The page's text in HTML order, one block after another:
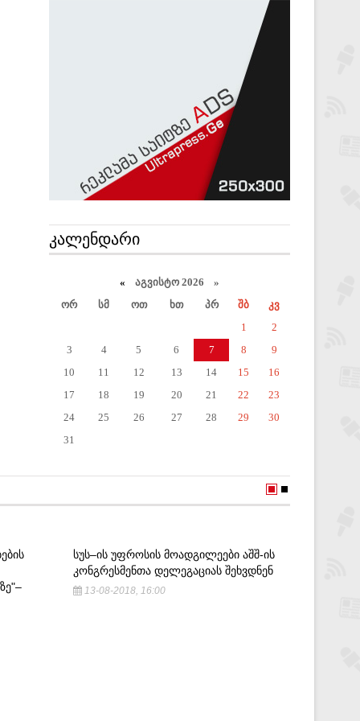
ᲙᲐᲚᲔᲜᲓᲐᲠᲘ
« აგვისტო 2026 »
ორ
სმ ოთ ხთ პრ შბ
კვ
1
2
3
4 5 6 7 8
9
10
11 12 13 14 15
16
17
18 19 20 21 22
23
24
25 26 27 28 29
30
31
ᲡᲣᲡ–ᲘᲡ ᲣᲤᲠᲝᲡᲘᲡ ᲛᲝᲐᲓᲒᲘᲚᲔᲔᲑᲘ ᲐᲨᲨ-ᲘᲡ
ᲙᲝᲜᲒᲠᲔᲡᲛᲔᲜᲗᲐ ᲓᲔᲚᲔᲒᲐᲪᲘᲐᲡ ᲨᲔᲮᲕᲓᲜᲔᲜ
13-08-2018, 16:00